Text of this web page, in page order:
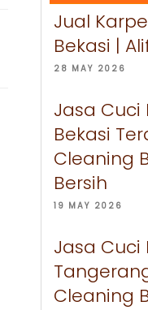
Jual
Bekasi |
28 MAY 2026
Jasa Cuci
Bekasi
Cleaning
Bersih
19 MAY 2026
Jasa Cuci
Cleaning